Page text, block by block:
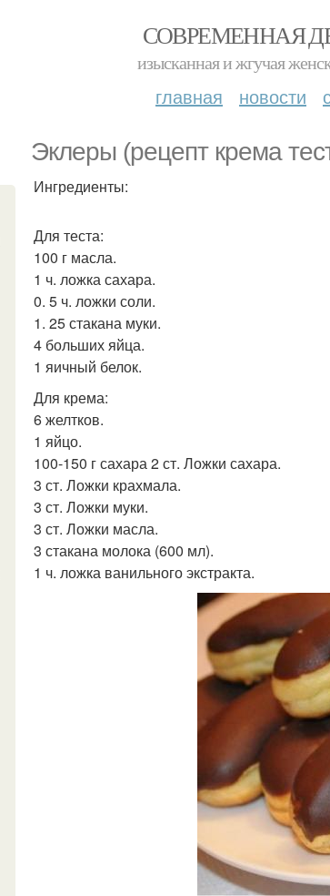
СОВРЕМЕННАЯ
изысканная и жгучая
главная новости
Эклеры (рецепт крема
Ингредиенты:
Для теста:
100 г масла.
1 ч. ложка сахара.
0. 5 ч. ложки соли.
1. 25 стакана муки.
4 больших яйца.
1 яичный белок.
Для крема:
6 желтков.
1 яйцо.
100-150 г сахара 2 ст. Ложки сахара.
3 ст. Ложки крахмала.
3 ст. Ложки муки.
3 ст. Ложки масла.
3 стакана молока (600 мл).
1 ч. ложка ванильного экстракта.